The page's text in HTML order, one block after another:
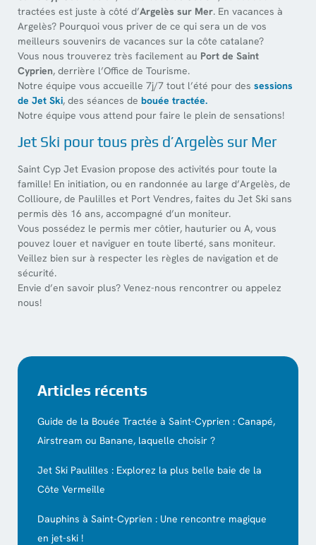
tractées est juste à côté d’Argelès sur Mer. En vacances à
Argelès? Pourquoi vous priver de ce qui sera un de vos
meilleurs souvenirs de vacances sur la côte catalane?
Vous nous trouverez très facilement au Port de Saint
Cyprien, derrière l’Office de Tourisme.
Notre équipe vous accueille 7j/7 tout l’été pour des sessions
de Jet Ski, des séances de bouée tractée.
Notre équipe vous attend pour faire le plein de sensations!
Jet Ski pour tous près d’Argelès sur Mer
Saint Cyp Jet Evasion propose des activités pour toute la
famille! En initiation, ou en randonnée au large d’Argelès, de
Collioure, de Paulilles et Port Vendres, faites du Jet Ski sans
permis dès 16 ans, accompagné d’un moniteur.
Vous possédez le permis mer côtier, hauturier ou A, vous
pouvez louer et naviguer en toute liberté, sans moniteur.
Veillez bien sur à respecter les règles de navigation et de
sécurité.
Envie d’en savoir plus? Venez-nous rencontrer ou appelez
nous!
Articles récents
Guide de la Bouée Tractée à Saint-Cyprien : Canapé,
Airstream ou Banane, laquelle choisir ?
Jet Ski Paulilles : Explorez la plus belle baie de la
Côte Vermeille
Dauphins à Saint-Cyprien : Une rencontre magique
en jet-ski !